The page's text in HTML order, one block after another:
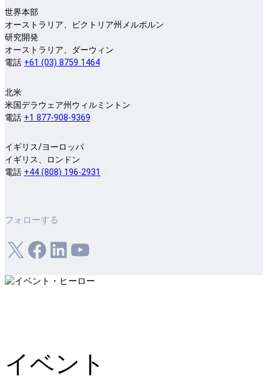
世界本部
オーストラリア、ビクトリア州メルボルン
研究開発
オーストラリア、ダーウィン
電話 +61 (03) 8759 1464
北米
米国デラウェア州ウィルミントン
電話 +1 877-908-9369
イギリス/ヨーロッパ
イギリス、ロンドン
電話 +44 (808) 196-2931
フォローする
X フェイスブックLinkedIn ユーチューブ
イベント